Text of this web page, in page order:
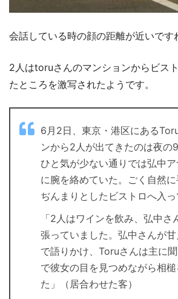
会話している時の顔の距離が近いです
2人はtoruさんのマンションからビス
たところを激写されたようです。
6月2日、東京・港区にある
ンから2人が出てきたのは夜の
ひと気が少ない通りでは弘中
に腕を絡めていた。ごく自然
ぢんまりとしたビストロへ入っ
「2人はワインを飲み、弘中
張っていました。弘中さんが
で語りかけ、Toruさんは主に
で彼女の目を見つめながら相
た」（居合わせた客）